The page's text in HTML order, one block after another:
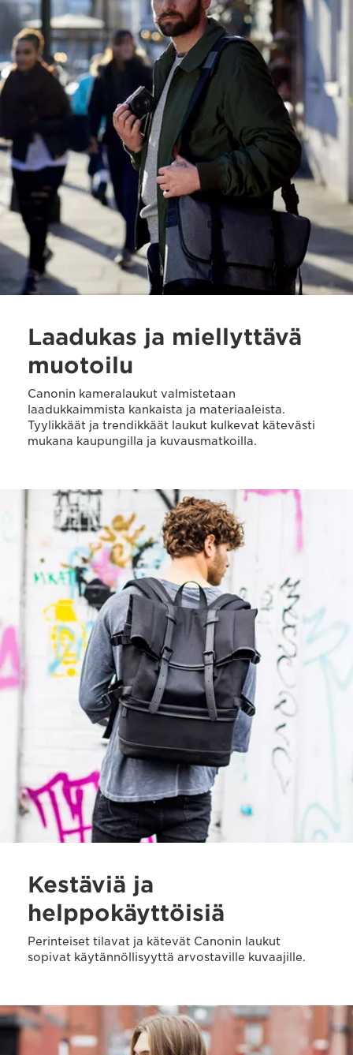
Laadukas ja miellyttävä
muotoilu
Canonin kameralaukut valmistetaan
laadukkaimmista kankaista ja materiaaleista.
Tyylikkäät ja trendikkäät laukut kulkevat kätevästi
mukana kaupungilla ja kuvausmatkoilla.
Kestäviä ja
helppokäyttöisiä
Perinteiset tilavat ja kätevät Canonin laukut
sopivat käytännöllisyyttä arvostaville kuvaajille.